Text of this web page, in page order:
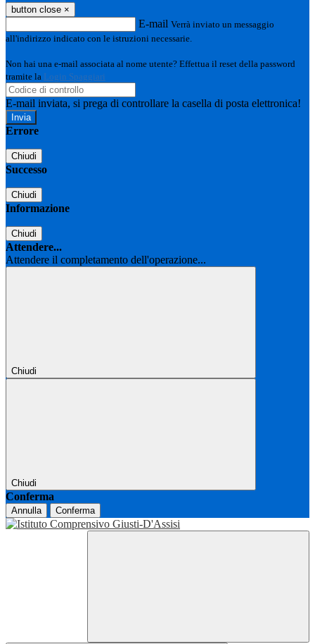
button close ×
E-mail Verrà inviato un messaggio
all'indirizzo indicato con le istruzioni necessarie.
Non hai una e-mail associata al nome utente? Effettua il reset della password
tramite la Login Spaggiari
E-mail inviata, si prega di controllare la casella di posta elettronica!
Errore
Chiudi
Successo
Chiudi
Informazione
Chiudi
Attendere...
Attendere il completamento dell'operazione...
Chiudi
Chiudi
Conferma
Annulla Conferma